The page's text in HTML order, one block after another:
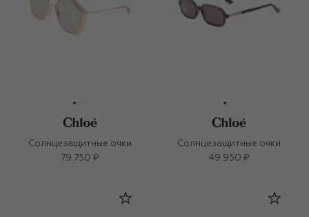
Солнцезащитные очки
79 750 ₽
Солнцезащитные очки
49 950 ₽